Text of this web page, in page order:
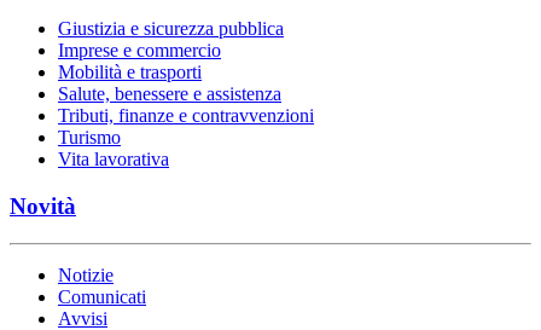
Giustizia e sicurezza pubblica
Imprese e commercio
Mobilità e trasporti
Salute, benessere e assistenza
Tributi, finanze e contravvenzioni
Turismo
Vita lavorativa
Novità
Notizie
Comunicati
Avvisi